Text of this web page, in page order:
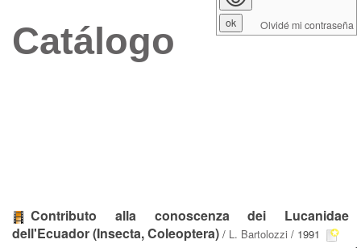
Catálogo
Contributo alla conoscenza dei Lucanidae
dell'Ecuador (Insecta, Coleoptera) / L. Bartolozzi / 1991
Olvidé mi contraseña